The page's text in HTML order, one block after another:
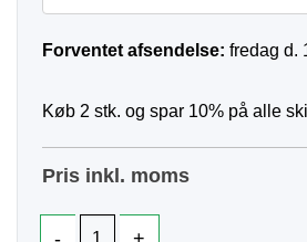
Forventet afsendelse: fredag d.
Køb 2 stk. og spar 10% på alle
Pris inkl. moms